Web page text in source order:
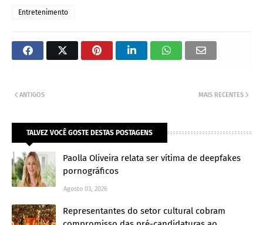
Entretenimento
MAIS RECENTES
ANTIGOS
TALVEZ VOCÊ GOSTE DESTAS POSTAGENS
Paolla Oliveira relata ser vítima de deepfakes
pornográficos
Agosto 03, 2026
Representantes do setor cultural cobram